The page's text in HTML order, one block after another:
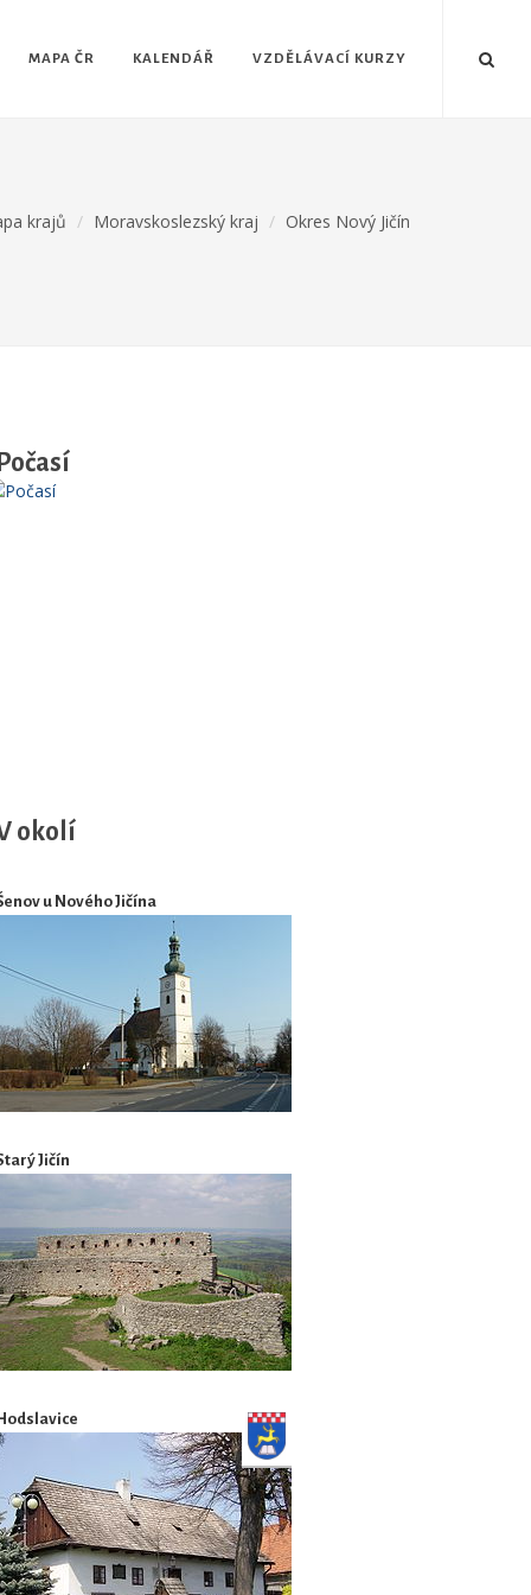
MAPA ČR KALENDÁŘ VZDĚLÁVACÍ KURZY
krajů Moravskoslezský kraj Okres Nový Jičín
okolí
u Nového Jičína
Jičín